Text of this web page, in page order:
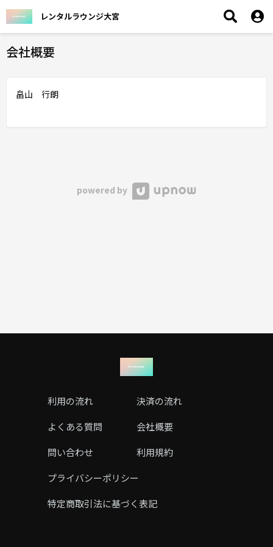
レンタルラウンジ大宮
会社概要
畠山 行朗
powered by
利用の流れ
決済の流れ
よくある質問
会社概要
問い合わせ
利用規約
プライバシーポリシー
特定商取引法に基づく表記